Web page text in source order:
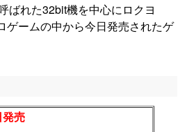
ばれた32bit機を中心にロクヨ
ゲームの中から今日発売されたゲ
売